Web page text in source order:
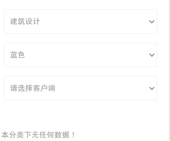
本分类下无任何数据！